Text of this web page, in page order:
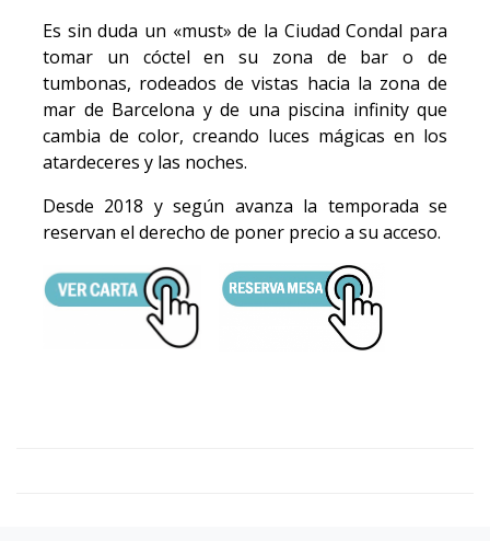
Es sin duda un «must» de la Ciudad Condal para
tomar un cóctel en su zona de bar o de
tumbonas, rodeados de vistas hacia la zona de
mar de Barcelona y de una piscina infinity que
cambia de color, creando luces mágicas en los
atardeceres y las noches.
Desde 2018 y según avanza la temporada se
reservan el derecho de poner precio a su acceso.